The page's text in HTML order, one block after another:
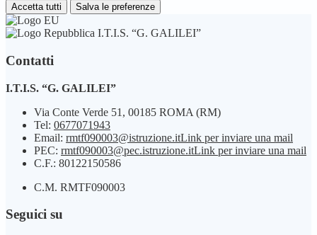
Accetta tutti Salva le preferenze
I.T.I.S. “G. GALILEI”
Contatti
I.T.I.S. “G. GALILEI”
Via Conte Verde 51, 00185 ROMA (RM)
Tel: 0677071943
Email: rmtf090003@istruzione.itLink per inviare una mail
PEC: rmtf090003@pec.istruzione.itLink per inviare una mail
C.F.: 80122150586
C.M. RMTF090003
Seguici su